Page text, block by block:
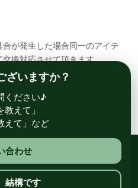
が発生した場合同一のアイテ
換対応させて頂きます。
して頂く必要が御座いますので
ルスポット ル・サイク
ざいますか？
ください♪
えて」
えて」など
合わせ
結構です